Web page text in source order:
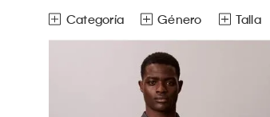
Género
Hombre
Ver todas las opciones
Talla